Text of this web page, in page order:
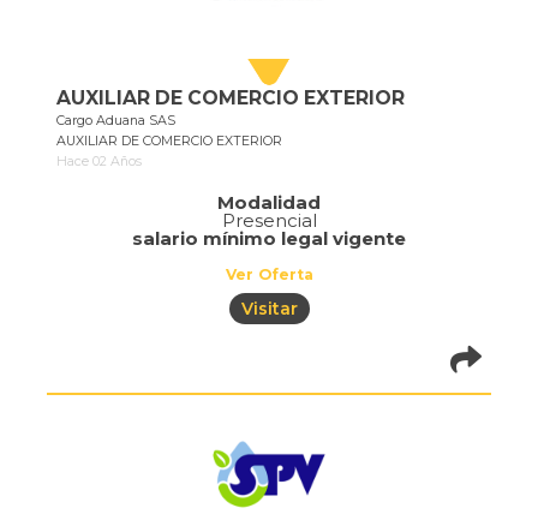
AUXILIAR DE COMERCIO EXTERIOR
Cargo Aduana SAS
AUXILIAR DE COMERCIO EXTERIOR
Hace 02 Años
Modalidad
Presencial
salario mínimo legal vigente
Ver Oferta
Visitar
of=686